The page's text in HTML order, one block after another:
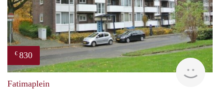
€ 830
Fatimaplein